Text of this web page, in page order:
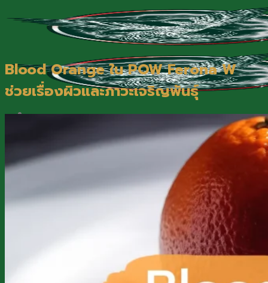
เกี่ยวกับพาว
สินค้า
นโยบายการซื้อสินค้า
Blood Orange ใน POW Ferona W
ช่วยเรื่องผิวและภาวะเจริญพันธุ์